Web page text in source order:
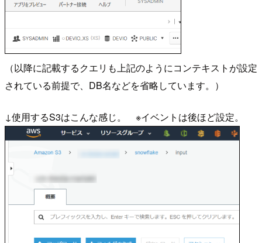
（以降に記載するクエリも上記のようにコンテキストが設定
されている前提で、DB名などを省略しています。）
↓使用するS3はこんな感じ。 ※イベントは後ほど設定。